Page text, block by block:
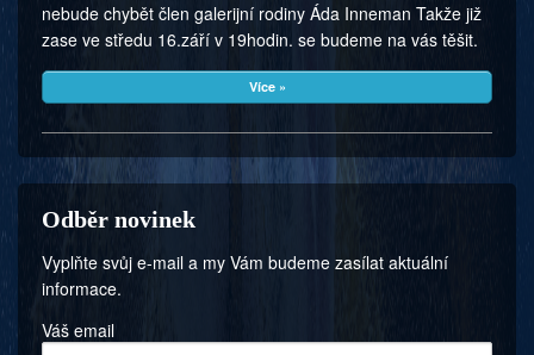
nebude chybět člen galerijní rodiny Áda Inneman Takže již
zase ve středu 16.září v 19hodin. se budeme na vás těšit.
Více »
Odběr novinek
Vyplňte svůj e-mail a my Vám budeme zasílat aktuální
informace.
Váš email